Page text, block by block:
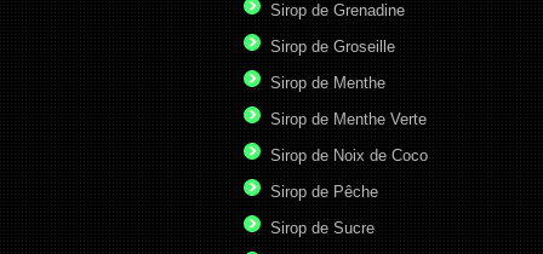
Sirop de Grenadine
Sirop de Groseille
Sirop de Menthe
Sirop de Menthe Verte
Sirop de Noix de Coco
Sirop de Pêche
Sirop de Sucre